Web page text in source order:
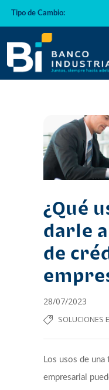
Tipo de Cambio:
¿Qué
darle
de
28/07/2023
SOLUCIONES
Los usos de
empresarial